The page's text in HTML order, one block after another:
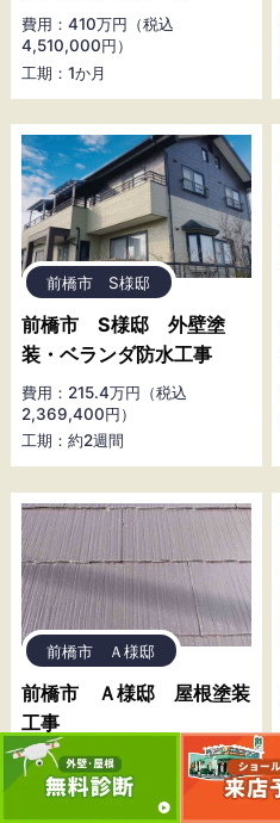
費用：410万円（税込
4,510,000円）
工期：1か月
前橋市 S様邸
前橋市 S様邸 外壁塗
装・ベランダ防水工事
費用：215.4万円（税込
2,369,400円）
工期：約2週間
前橋市 Ａ様邸
前橋市 Ａ様邸 屋根塗装
工事
費用：40万円
工期：約1週間